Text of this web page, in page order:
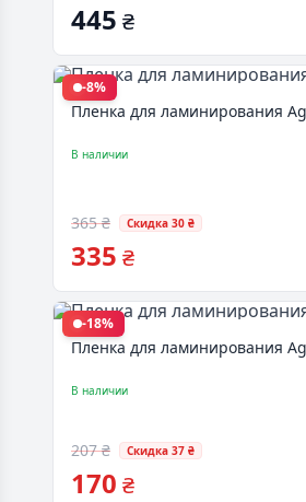
445 ₴
-8%
Пленка для ламинирования
В наличии
365 ₴ Скидка 30 ₴
335 ₴
-18%
Пленка для ламинирования
В наличии
207 ₴ Скидка 37 ₴
170 ₴